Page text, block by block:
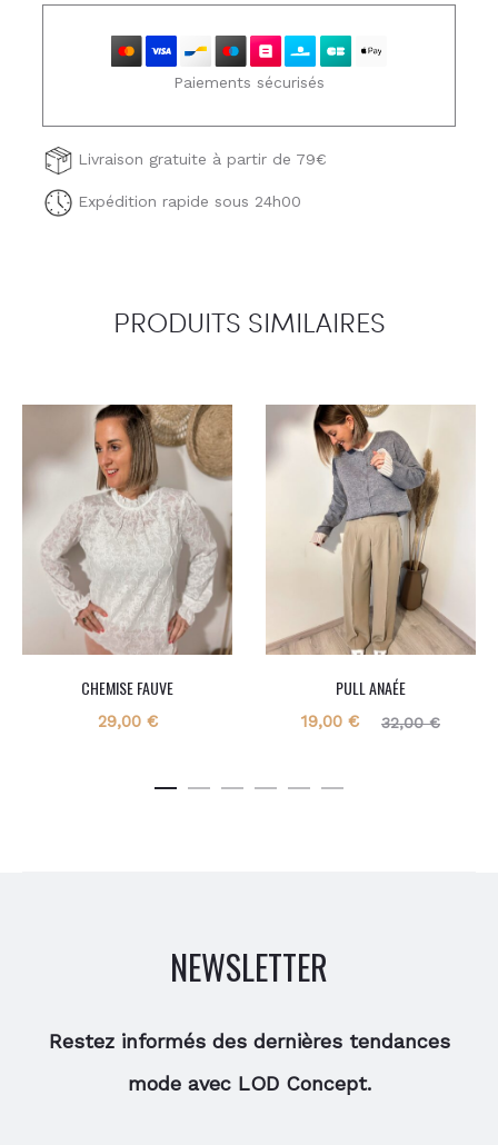
Paiements sécurisés
Livraison gratuite à partir de 79€
Expédition rapide sous 24h00
PRODUITS SIMILAIRES
CHEMISE FAUVE
29,00 €
PULL ANAÉE
32,00€
Le
initial
19,00 €
Le
actuel
NEWSLETTER
Restez informés des dernières tendances
mode avec LOD Concept.